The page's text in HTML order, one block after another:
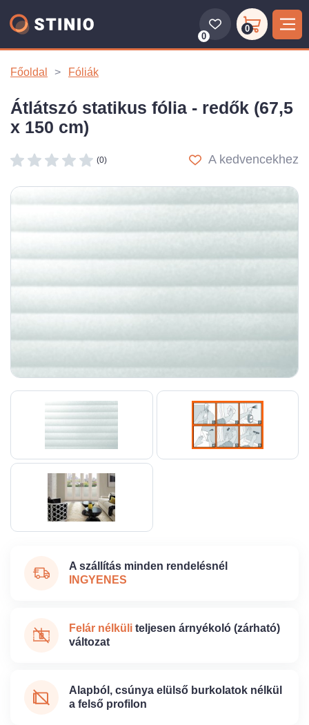
0
0
Főoldal Fóliák
Átlátszó statikus fólia - redők (67,5
x 150 cm)
(0) A kedvencekhez
A szállítás minden rendelésnél
INGYENES
Felár nélküli teljesen árnyékoló (zárható)
változat
Alapból, csúnya elülső burkolatok nélkül
a felső profilon